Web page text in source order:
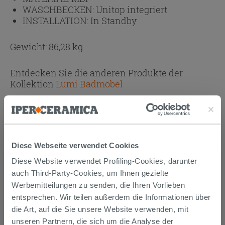
Diese Webseite verwendet Cookies
Diese Website verwendet Profiling-Cookies, darunter
auch Third-Party-Cookies, um Ihnen gezielte
Werbemitteilungen zu senden, die Ihren Vorlieben
entsprechen. Wir teilen außerdem die Informationen über
die Art, auf die Sie unsere Website verwenden, mit
unseren Partnern, die sich um die Analyse der
WASCHBECKEN:Unitop integriert
INSTALLATION: In Standby
Gewicht: 86,28 kg
Entdecken Sie die anderen Produkte der
Kollektion Lumi Badmöbel
Anhänge( 1 - 1 di 1 )
KAUFBARES ZUBEHÖR